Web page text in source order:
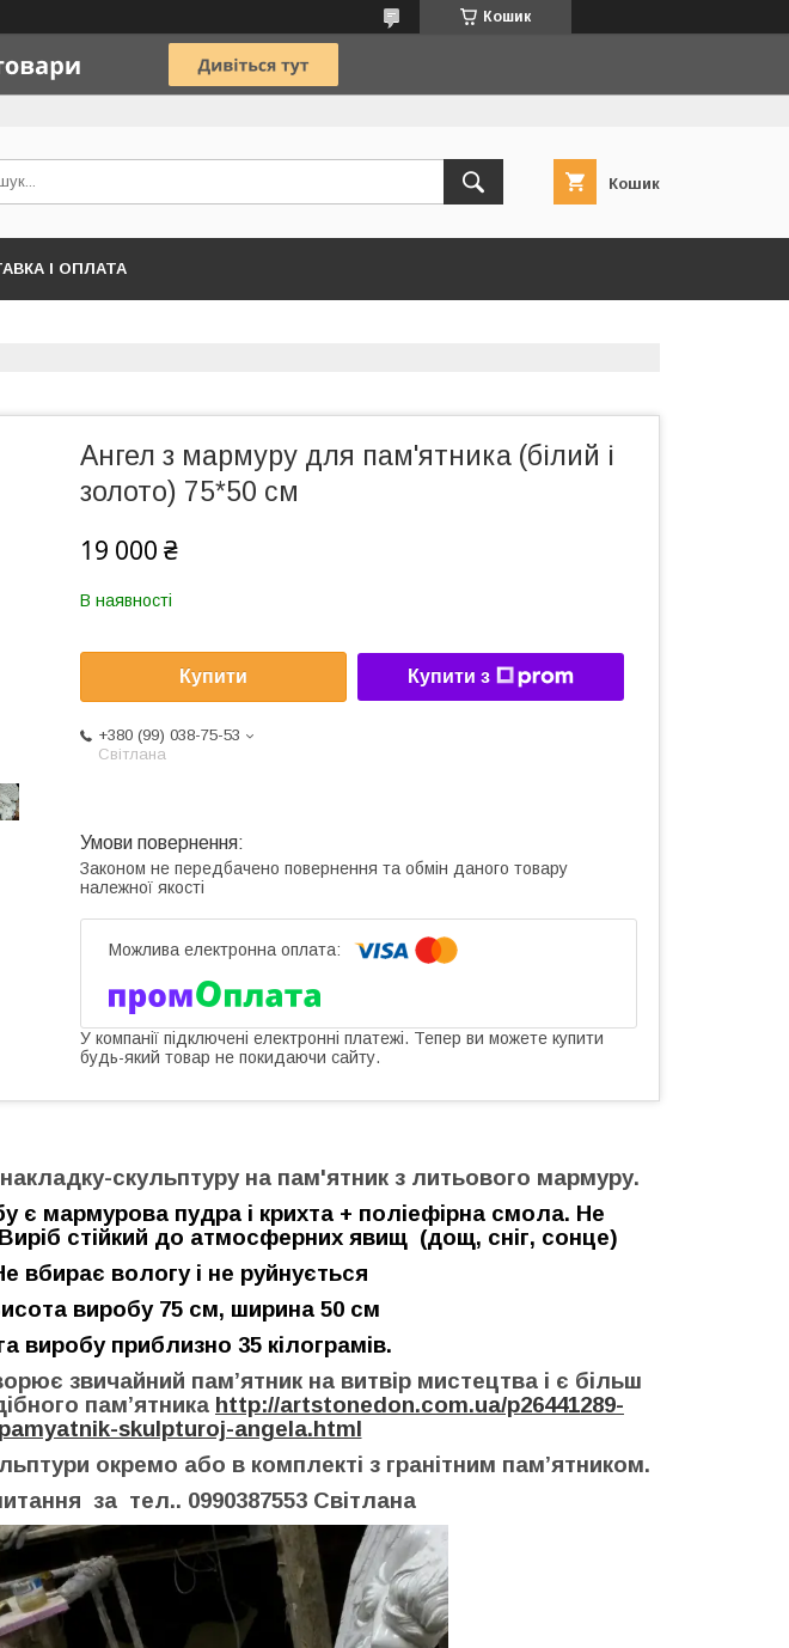
Кошик
Кошик
І ОПЛАТА
Ангел з мармуру для пам'ятника (білий і
золото) 75*50 см
19 000 ₴
В наявності
Купити Купити з
+380 (99) 038-75-53
Світлана
Законом не передбачено повернення та обмін даного товару
належної якості
У компанії підключені електронні платежі. Тепер ви можете купити
будь-який товар не покидаючи сайту.
скульптуру на пам'ятник з литьового мармуру.
є мармурова пудра і крихта + поліефірна смола. Не
Виріб стійкий до атмосферних явищ (дощ, сніг, сонце)
вбирає вологу і не руйнується
виробу 75 см, ширина 50 см
виробу приблизно 35 кілограмів.
звичайний пам’ятник на витвір мистецтва і є більш
пам’ятника http://artstonedon.com.ua/p26441289-
pamyatnik-skulpturoj-angela.html
окремо або в комплекті з гранітним пам’ятником.
за тел.. 0990387553 Світлана